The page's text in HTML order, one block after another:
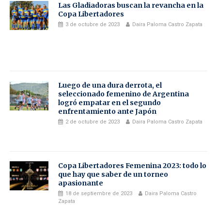
Las Gladiadoras buscan la revancha en la
Copa Libertadores
3 de octubre de 2023 Daira Paloma Castro Zapata
Luego de una dura derrota, el
seleccionado femenino de Argentina
logró empatar en el segundo
enfrentamiento ante Japón
2 de octubre de 2023 Daira Paloma Castro Zapata
Copa Libertadores Femenina 2023: todo lo
que hay que saber de un torneo
apasionante
18 de septiembre de 2023
Daira Paloma Castro
Zapata